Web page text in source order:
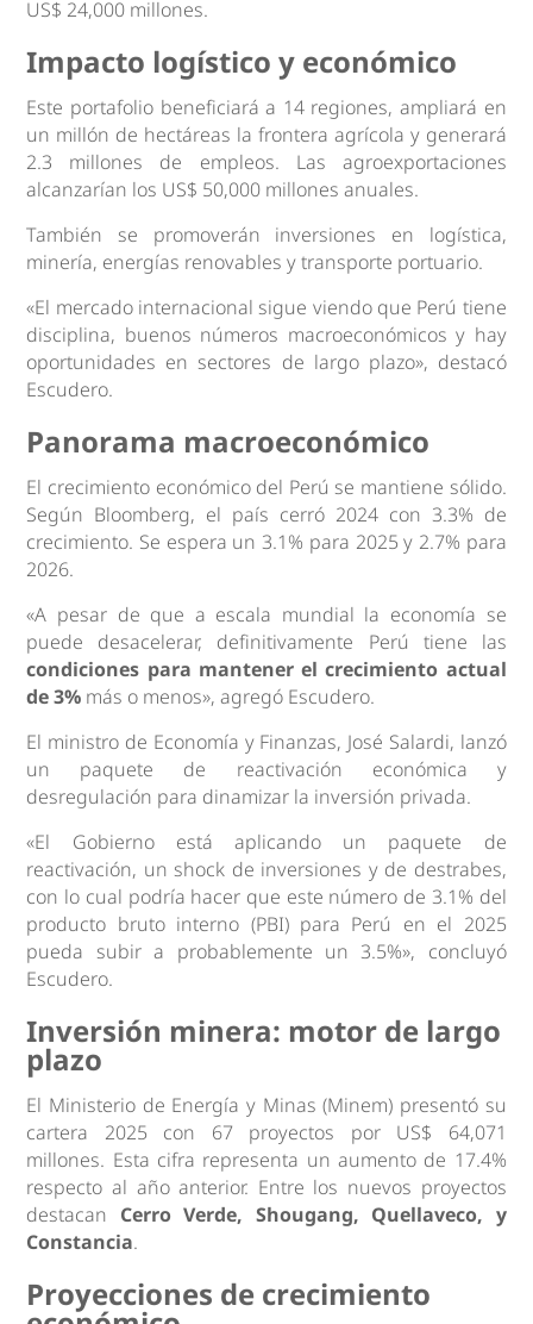
US$ 24,000 millones.
Impacto logístico y económico
Este portafolio beneficiará a 14 regiones, ampliará en
un millón de hectáreas la frontera agrícola y generará
2.3 millones de empleos. Las agroexportaciones
alcanzarían los US$ 50,000 millones anuales.
También se promoverán inversiones en logística,
minería, energías renovables y transporte portuario.
«El mercado internacional sigue viendo que Perú tiene
disciplina, buenos números macroeconómicos y hay
oportunidades en sectores de largo plazo», destacó
Escudero.
Panorama macroeconómico
El crecimiento económico del Perú se mantiene sólido.
Según Bloomberg, el país cerró 2024 con 3.3% de
crecimiento. Se espera un 3.1% para 2025 y 2.7% para
2026.
«A pesar de que a escala mundial la economía se
puede desacelerar, definitivamente Perú tiene las
condiciones para mantener el crecimiento actual
de 3% más o menos», agregó Escudero.
El ministro de Economía y Finanzas, José Salardi, lanzó
un paquete de reactivación económica y
desregulación para dinamizar la inversión privada.
«El Gobierno está aplicando un paquete de
reactivación, un shock de inversiones y de destrabes,
con lo cual podría hacer que este número de 3.1% del
producto bruto interno (PBI) para Perú en el 2025
pueda subir a probablemente un 3.5%», concluyó
Escudero.
Inversión minera: motor de largo
plazo
El Ministerio de Energía y Minas (Minem) presentó su
cartera 2025 con 67 proyectos por US$ 64,071
millones. Esta cifra representa un aumento de 17.4%
respecto al año anterior. Entre los nuevos proyectos
destacan Cerro Verde, Shougang, Quellaveco, y
Constancia.
Proyecciones de crecimiento